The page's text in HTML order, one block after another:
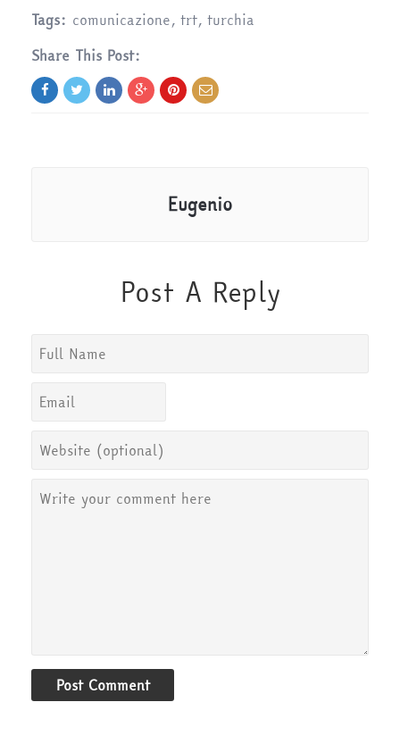
Tags: comunicazione, trt, turchia
Share This Post:
Eugenio
Post A Reply
Post Comment